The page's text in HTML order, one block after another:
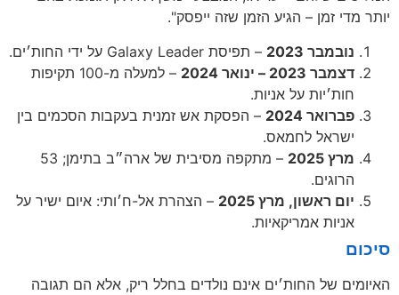
יותר מדי זמן – הגיע הזמן שזה ייפסק".
נובמבר 2023
– תפיסת Galaxy Leader על ידי החות׳ים.
דצמבר 2023 – ינואר 2024
– למעלה מ-100 תקיפות
חות׳יות על אניות.
פברואר 2024
– הפסקת אש זמנית בעקבות הסכמים בין
ישראל לחמאס.
מרץ 2025
– מתקפה מסיבית של ארה״ב בתימן; 53
הרוגים.
יום ראשון, מרץ 2025
– הצהרת אל-ח׳ותי: איום ישיר על
אניות אמריקאיות.
סיכום
האיומים של החות׳ים אינם נולדים בחלל ריק, אלא הם תגובה